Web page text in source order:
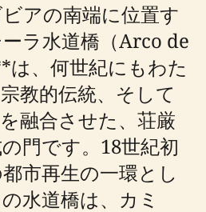
アの南端に位置す
ラ水道橋（Arco de
、何世紀にもわた
教的伝統、そして
融合させた、荘厳
門です。18世紀初
市再生の一環とし
水道橋は、カミ